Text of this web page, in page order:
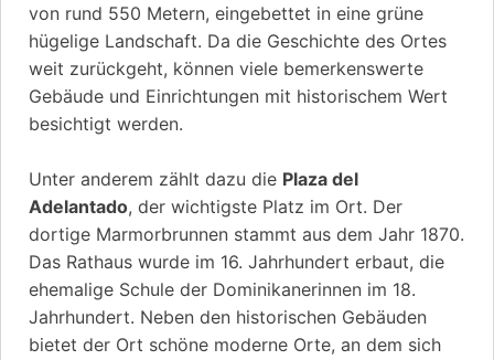
von rund 550 Metern, eingebettet in eine grüne
hügelige Landschaft. Da die Geschichte des Ortes
weit zurückgeht, können viele bemerkenswerte
Gebäude und Einrichtungen mit historischem Wert
besichtigt werden.
Unter anderem zählt dazu die Plaza del
Adelantado, der wichtigste Platz im Ort. Der
dortige Marmorbrunnen stammt aus dem Jahr 1870.
Das Rathaus wurde im 16. Jahrhundert erbaut, die
ehemalige Schule der Dominikanerinnen im 18.
Jahrhundert. Neben den historischen Gebäuden
bietet der Ort schöne moderne Orte, an dem sich